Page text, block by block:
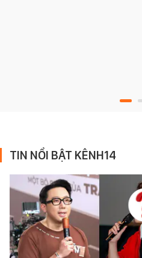
TIN NỔI BẬT KÊNH14